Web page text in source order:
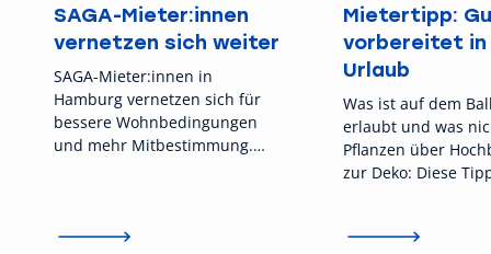
SAGA-Mieter:innen
vernetzen sich weiter
SAGA-Mieter:innen in
Hamburg vernetzen sich für
bessere Wohnbedingungen
und mehr Mitbestimmung.
Mietertipp:
vorbereitet in
Urlaub
Was ist auf dem
erlaubt und was
Pflanzen über
zur Deko: Diese
regelkonform zu